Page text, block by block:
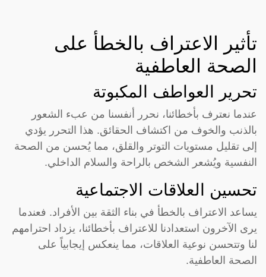
تأثير الاعتراف بالخطأ على
الصحة العاطفية
تحرير العواطف المكبوتة
عندما نعترف بأخطائنا، نحرر أنفسنا من عبء الشعور
بالذنب والخوف من اكتشاف الحقائق. هذا التحرر يؤدي
إلى تقليل مستويات التوتر والقلق، مما يُحسن من الصحة
النفسية ويُشعر الشخص بالراحة والسلام الداخلي.
تحسين العلاقات الاجتماعية
يساعد الاعتراف بالخطأ في بناء الثقة بين الأفراد. فعندما
يرى الآخرون استعدادنا للاعتراف بأخطائنا، يزداد احترامهم
لنا وتتحسن نوعية العلاقات، مما ينعكس إيجابياً على
الصحة العاطفية.